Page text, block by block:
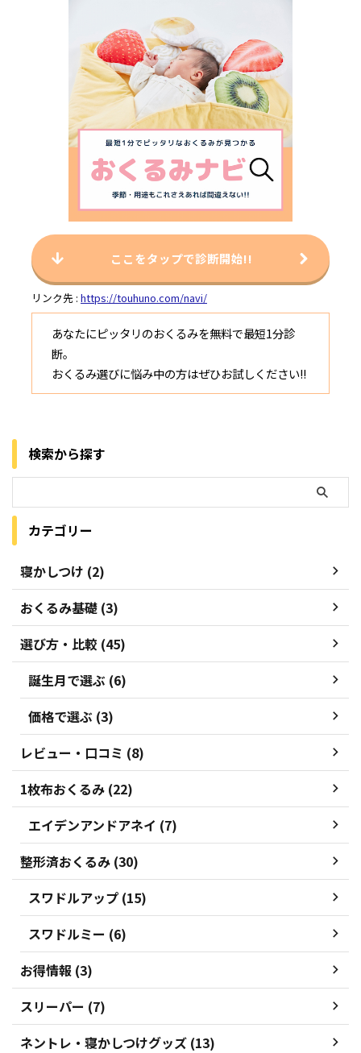
ここをタップで診断開始!!
リンク先 : https://touhuno.com/navi/
あなたにピッタリのおくるみを無料で最短1分診
断。
おくるみ選びに悩み中の方はぜひお試しください!!
検索から探す
カテゴリー
寝かしつけ (2)
おくるみ基礎 (3)
選び方・比較 (45)
誕生月で選ぶ (6)
価格で選ぶ (3)
レビュー・口コミ (8)
1枚布おくるみ (22)
エイデンアンドアネイ (7)
整形済おくるみ (30)
スワドルアップ (15)
スワドルミー (6)
お得情報 (3)
スリーパー (7)
ネントレ・寝かしつけグッズ (13)